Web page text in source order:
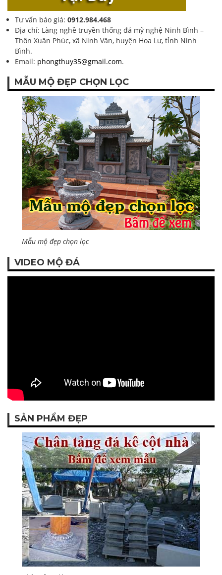
Tư vấn báo giá: 0912.984.468
Địa chỉ: Làng nghề truyền thống đá mỹ nghệ Ninh Bình –
Thôn Xuân Phúc, xã Ninh Vân, huyện Hoa Lư, tỉnh Ninh
Bình.
Email: phongthuy35@gmail.com.
MẪU MỘ ĐẸP CHỌN LỌC
Mẫu mộ đẹp chọn lọc
VIDEO MỘ ĐÁ
SẢN PHẨM ĐẸP